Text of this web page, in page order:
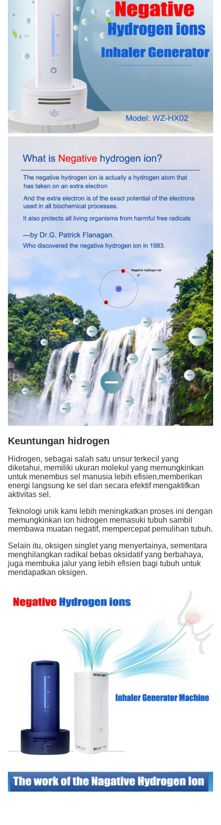
Keuntungan hidrogen
Hidrogen, sebagai salah satu unsur terkecil yang
diketahui, memiliki ukuran molekul yang memungkinkan
untuk menembus sel manusia lebih efisien,memberikan
energi langsung ke sel dan secara efektif mengaktifkan
aktivitas sel.
Teknologi unik kami lebih meningkatkan proses ini dengan
memungkinkan ion hidrogen memasuki tubuh sambil
membawa muatan negatif, mempercepat pemulihan tubuh.
Selain itu, oksigen singlet yang menyertainya, sementara
menghilangkan radikal bebas oksidatif yang berbahaya,
juga membuka jalur yang lebih efisien bagi tubuh untuk
mendapatkan oksigen.